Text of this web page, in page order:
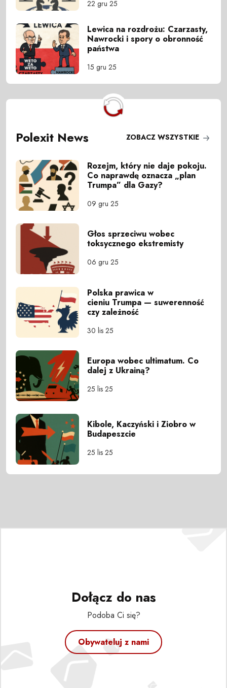
22 gru 25
Lewica na rozdrożu: Czarzasty,
Nawrocki i spory o obronność
państwa
15 gru 25
Polexit News ZOBACZ WSZYSTKIE
Rozejm, który nie daje pokoju.
Co naprawdę oznacza „plan
Trumpa” dla Gazy?
09 gru 25
Głos sprzeciwu wobec
toksycznego ekstremisty
06 gru 25
Polska prawica w
cieniu Trumpa — suwerenność
czy zależność
30 lis 25
Europa wobec ultimatum. Co
dalej z Ukrainą?
25 lis 25
Kibole, Kaczyński i Ziobro w
Budapeszcie
25 lis 25
Dołącz do nas
Podoba Ci się?
Obywateluj z nami